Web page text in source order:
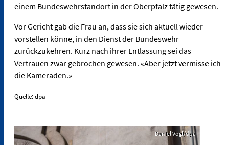
einem Bundeswehrstandort in der Oberpfalz tätig gewesen.
Vor Gericht gab die Frau an, dass sie sich aktuell wieder
vorstellen könne, in den Dienst der Bundeswehr
zurückzukehren. Kurz nach ihrer Entlassung sei das
Vertrauen zwar gebrochen gewesen. «Aber jetzt vermisse ich
die Kameraden.»
Quelle: dpa
Daniel Vogl/dpa